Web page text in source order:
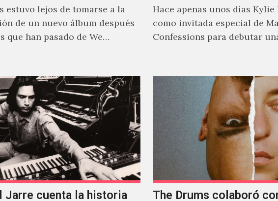
estuvo lejos de tomarse a la
de un nuevo álbum después
que han pasado de We…
Hace apenas unos días
como invitada especial de
Confessions para debutar
Jarre cuenta la historia The Drums colaboró